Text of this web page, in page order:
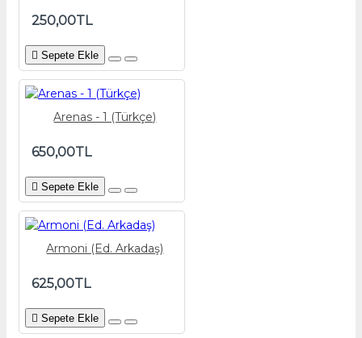
250,00TL
Sepete Ekle
Arenas - 1 (Türkçe)
650,00TL
Sepete Ekle
Armoni (Ed. Arkadaş)
625,00TL
Sepete Ekle